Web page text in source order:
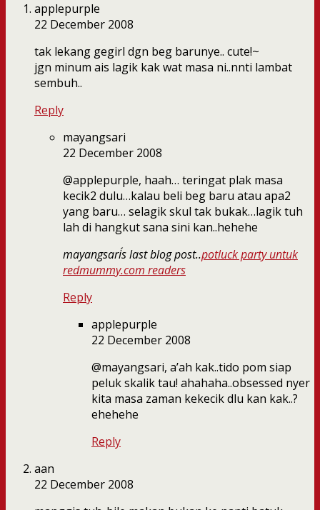
applepurple
22 December 2008
tak lekang gegirl dgn beg barunye.. cute!~
jgn minum ais lagik kak wat masa ni..nnti lambat
sembuh..
Reply
mayangsari
22 December 2008
@applepurple, haah… teringat plak masa
kecik2 dulu…kalau beli beg baru atau apa2
yang baru… selagik skul tak bukak…lagik tuh
lah di hangkut sana sini kan..hehehe
mayangsari´s last blog post..potluck party untuk
redmummy.com readers
Reply
applepurple
22 December 2008
@mayangsari, a’ah kak..tido pom siap
peluk skalik tau! ahahaha..obsessed nyer
kita masa zaman kekecik dlu kan kak..?
ehehehe
Reply
aan
22 December 2008